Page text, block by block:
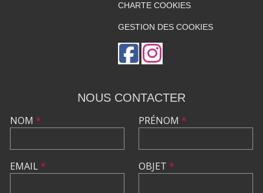
CHARTE COOKIES
GESTION DES COOKIES
NOUS CONTACTER
NOM *
EMAIL*
PRÉNOM *
OBJET *